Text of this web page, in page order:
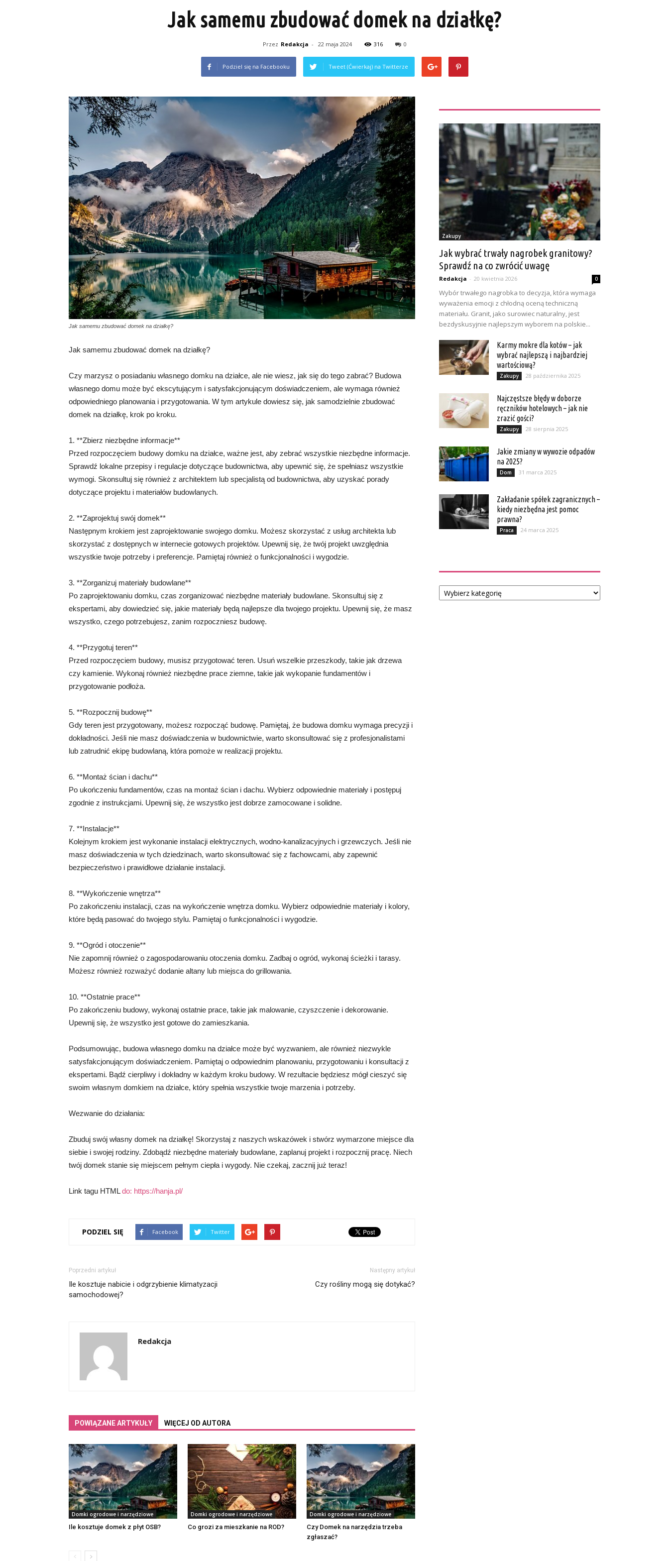
Jak samemu zbudować domek na działkę?
Przez Redakcja - 22 maja 2024 316 0
Podziel się na Facebooku Tweet (Ćwierkaj) na Twitterze
Jak samemu zbudować domek na działkę?
Jak samemu zbudować domek na działkę?
Czy marzysz o posiadaniu własnego domku na działce, ale nie wiesz, jak się do tego zabrać? Budowa
własnego domu może być ekscytującym i satysfakcjonującym doświadczeniem, ale wymaga również
odpowiedniego planowania i przygotowania. W tym artykule dowiesz się, jak samodzielnie zbudować
domek na działkę, krok po kroku.
1. **Zbierz niezbędne informacje**
Przed rozpoczęciem budowy domku na działce, ważne jest, aby zebrać wszystkie niezbędne informacje.
Sprawdź lokalne przepisy i regulacje dotyczące budownictwa, aby upewnić się, że spełniasz wszystkie
wymogi. Skonsultuj się również z architektem lub specjalistą od budownictwa, aby uzyskać porady
dotyczące projektu i materiałów budowlanych.
2. **Zaprojektuj swój domek**
Następnym krokiem jest zaprojektowanie swojego domku. Możesz skorzystać z usług architekta lub
skorzystać z dostępnych w internecie gotowych projektów. Upewnij się, że twój projekt uwzględnia
wszystkie twoje potrzeby i preferencje. Pamiętaj również o funkcjonalności i wygodzie.
3. **Zorganizuj materiały budowlane**
Po zaprojektowaniu domku, czas zorganizować niezbędne materiały budowlane. Skonsultuj się z
ekspertami, aby dowiedzieć się, jakie materiały będą najlepsze dla twojego projektu. Upewnij się, że masz
wszystko, czego potrzebujesz, zanim rozpoczniesz budowę.
4. **Przygotuj teren**
Przed rozpoczęciem budowy, musisz przygotować teren. Usuń wszelkie przeszkody, takie jak drzewa
czy kamienie. Wykonaj również niezbędne prace ziemne, takie jak wykopanie fundamentów i
przygotowanie podłoża.
5. **Rozpocznij budowę**
Gdy teren jest przygotowany, możesz rozpocząć budowę. Pamiętaj, że budowa domku wymaga precyzji i
dokładności. Jeśli nie masz doświadczenia w budownictwie, warto skonsultować się z profesjonalistami
lub zatrudnić ekipę budowlaną, która pomoże w realizacji projektu.
6. **Montaż ścian i dachu**
Po ukończeniu fundamentów, czas na montaż ścian i dachu. Wybierz odpowiednie materiały i postępuj
zgodnie z instrukcjami. Upewnij się, że wszystko jest dobrze zamocowane i solidne.
7. **Instalacje**
Kolejnym krokiem jest wykonanie instalacji elektrycznych, wodno-kanalizacyjnych i grzewczych. Jeśli nie
masz doświadczenia w tych dziedzinach, warto skonsultować się z fachowcami, aby zapewnić
bezpieczeństwo i prawidłowe działanie instalacji.
8. **Wykończenie wnętrza**
Po zakończeniu instalacji, czas na wykończenie wnętrza domku. Wybierz odpowiednie materiały i kolory,
które będą pasować do twojego stylu. Pamiętaj o funkcjonalności i wygodzie.
9. **Ogród i otoczenie**
Nie zapomnij również o zagospodarowaniu otoczenia domku. Zadbaj o ogród, wykonaj ścieżki i tarasy.
Możesz również rozważyć dodanie altany lub miejsca do grillowania.
10. **Ostatnie prace**
Po zakończeniu budowy, wykonaj ostatnie prace, takie jak malowanie, czyszczenie i dekorowanie.
Upewnij się, że wszystko jest gotowe do zamieszkania.
Podsumowując, budowa własnego domku na działce może być wyzwaniem, ale również niezwykle
satysfakcjonującym doświadczeniem. Pamiętaj o odpowiednim planowaniu, przygotowaniu i konsultacji z
ekspertami. Bądź cierpliwy i dokładny w każdym kroku budowy. W rezultacie będziesz mógł cieszyć się
swoim własnym domkiem na działce, który spełnia wszystkie twoje marzenia i potrzeby.
Wezwanie do działania:
Zbuduj swój własny domek na działkę! Skorzystaj z naszych wskazówek i stwórz wymarzone miejsce dla
siebie i swojej rodziny. Zdobądź niezbędne materiały budowlane, zaplanuj projekt i rozpocznij pracę. Niech
twój domek stanie się miejscem pełnym ciepła i wygody. Nie czekaj, zacznij już teraz!
Link tagu HTMLdo: https://hanja.pl/
PODZIEL SIĘ Facebook Twitter
Poprzedni artykuł
Ile kosztuje nabicie i odgrzybienie klimatyzacji
samochodowej?
Następny artykuł
Czy rośliny mogą się dotykać?
Redakcja
POWIĄZANE ARTYKUŁY WIĘCEJ OD AUTORA
Domki ogrodowe i narzędziowe
Ile kosztuje domek z płyt OSB?
Domki ogrodowe i narzędziowe
Co grozi za mieszkanie na ROD?
Domki ogrodowe i narzędziowe
Czy Domek na narzędzia trzeba
zgłaszać?
Zakupy
Jak wybrać trwały nagrobek granitowy?
Sprawdź na co zwrócić uwagę
Redakcja - 20 kwietnia 2026 0
Wybór trwałego nagrobka to decyzja, która wymaga
wyważenia emocji z chłodną oceną techniczną
materiału. Granit, jako surowiec naturalny, jest
bezdyskusyjnie najlepszym wyborem na polskie...
Karmy mokre dla kotów – jak
wybrać najlepszą i najbardziej
wartościową?
Zakupy 28 października 2025
Najczęstsze błędy w doborze
ręczników hotelowych – jak nie
zrazić gości?
Zakupy 28 sierpnia 2025
Jakie zmiany w wywozie odpadów
na 2025?
Dom 31 marca 2025
Zakładanie spółek zagranicznych –
kiedy niezbędna jest pomoc
prawna?
Praca 24 marca 2025
Kategorie